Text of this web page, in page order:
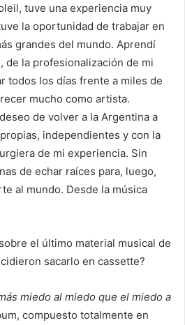
tuve una experiencia muy
la oportunidad de trabajar en
grandes del mundo. Aprendí
de la profesionalización de mi
todos los días frente a miles de
mucho como artista.
de volver a la Argentina a
independientes y con la
de mi experiencia. Sin
de echar raíces para, luego,
al mundo. Desde la música
el último material musical de
sacarlo en cassette?
miedo al miedo que el miedo a
compuesto totalmente en